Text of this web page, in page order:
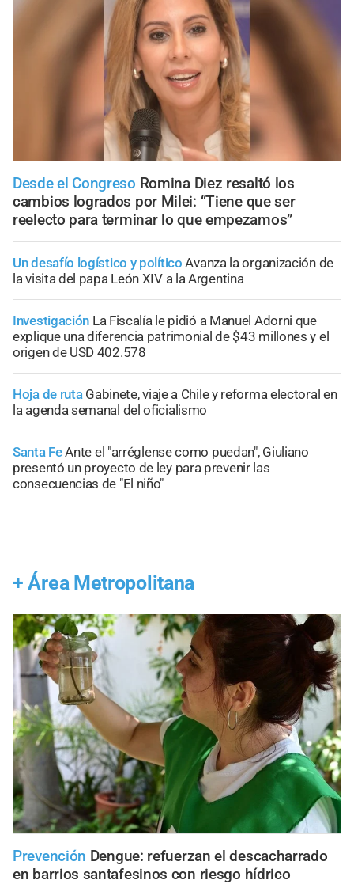
Desde el Congreso Romina Diez resaltó los
cambios logrados por Milei: “Tiene que ser
reelecto para terminar lo que empezamos”
Un desafío logístico y político Avanza la organización de
la visita del papa León XIV a la Argentina
Investigación La Fiscalía le pidió a Manuel Adorni que
explique una diferencia patrimonial de $43 millones y el
origen de USD 402.578
Hoja de ruta Gabinete, viaje a Chile y reforma electoral en
la agenda semanal del oficialismo
Santa FeAnte el "arréglense como puedan", Giuliano
presentó un proyecto de ley para prevenir las
consecuencias de "El niño"
+ Área Metropolitana
Prevención Dengue: refuerzan el descacharrado
en barrios santafesinos con riesgo hídrico